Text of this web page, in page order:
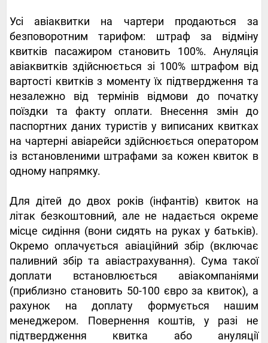
Усі авіаквитки на чартери продаються за
безповоротним тарифом: штраф за відміну
квитків пасажиром становить 100%. Ануляція
авіаквитків здійснюється зі 100% штрафом від
вартості квитків з моменту їх підтвердження та
незалежно від термінів відмови до початку
поїздки та факту оплати. Внесення змін до
паспортних даних туристів у виписаних квитках
на чартерні авіарейси здійснюється оператором
із встановленими штрафами за кожен квиток в
одному напрямку.
Для дітей до двох років (інфантів) квиток на
літак безкоштовний, але не надається окреме
місце сидіння (вони сидять на руках у батьків).
Окремо оплачується авіаційний збір (включає
паливний збір та авіастрахування). Сума такої
доплати встановлюється авіакомпаніями
(приблизно становить 50-100 євро за квиток), а
рахунок на доплату формується нашим
менеджером. Повернення коштів, у разі не
підтвердження квитка або ануляції